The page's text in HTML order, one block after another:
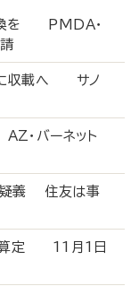
換を PMDA・
に収載へ サノ
・バーネット
疑義 住友は事
再算定 11月1日